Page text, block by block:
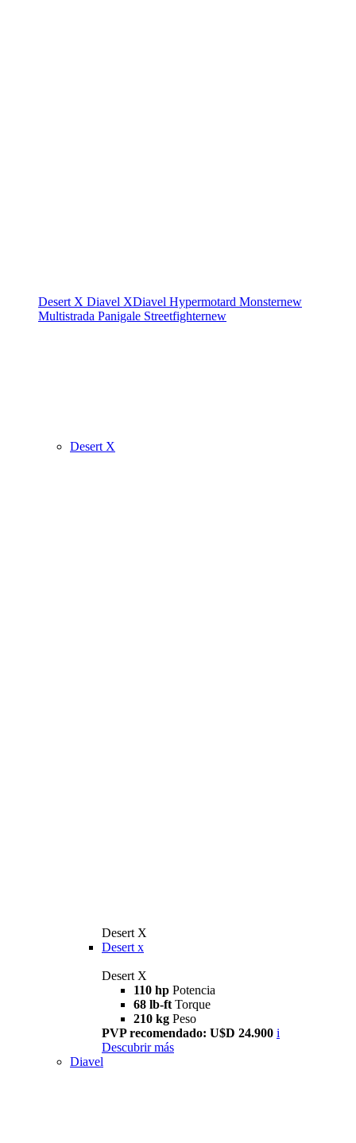
Desert X Diavel XDiavel Hypermotard Monsternew
Multistrada Panigale Streetfighternew
Desert X
Desert X
Desert x
Desert X
110 hp Potencia
68 lb-ft Torque
210 kg Peso
PVP recomendado: U$D 24.900 i
Descubrir más
Diavel